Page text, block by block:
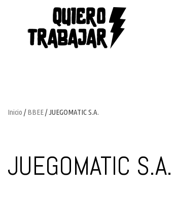
Inicio /BBEE/ JUEGOMATIC S.A.
JUEGOMATIC S.A.